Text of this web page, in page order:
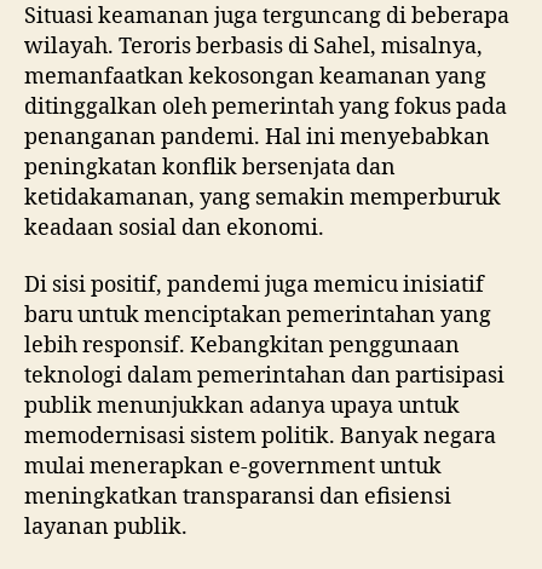
Situasi keamanan juga terguncang di beberapa
wilayah. Teroris berbasis di Sahel, misalnya,
memanfaatkan kekosongan keamanan yang
ditinggalkan oleh pemerintah yang fokus pada
penanganan pandemi. Hal ini menyebabkan
peningkatan konflik bersenjata dan
ketidakamanan, yang semakin memperburuk
keadaan sosial dan ekonomi.
Di sisi positif, pandemi juga memicu inisiatif
baru untuk menciptakan pemerintahan yang
lebih responsif. Kebangkitan penggunaan
teknologi dalam pemerintahan dan partisipasi
publik menunjukkan adanya upaya untuk
memodernisasi sistem politik. Banyak negara
mulai menerapkan e-government untuk
meningkatkan transparansi dan efisiensi
layanan publik.